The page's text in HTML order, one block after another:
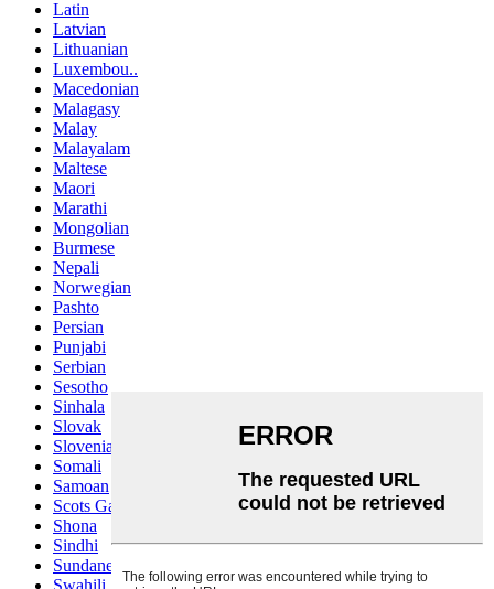
Latin
Latvian
Lithuanian
Luxembou..
Macedonian
Malagasy
Malay
Malayalam
Maltese
Maori
Marathi
Mongolian
Burmese
Nepali
Norwegian
Pashto
Persian
Punjabi
Serbian
Sesotho
Sinhala
Slovak
Slovenian
Somali
Samoan
Scots Gaelic
Shona
Sindhi
Sundanese
Swahili